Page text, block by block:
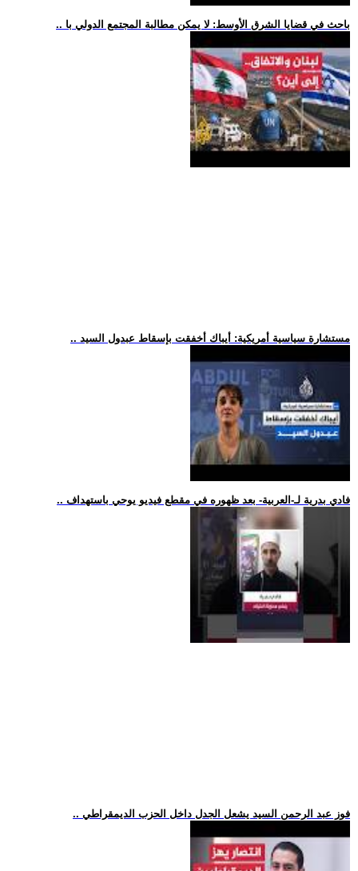
.. باحث في قضايا الشرق الأوسط: لا يمكن مطالبة المجتمع الدولي با
.. مستشارة سياسية أمريكية: أيباك أخفقت بإسقاط عبدول السيد
.. فادي بدرية لـ-العربية- بعد ظهوره في مقطع فيديو يوحي باستهداف
.. فوز عبد الرحمن السيد يشعل الجدل داخل الحزب الديمقراطي